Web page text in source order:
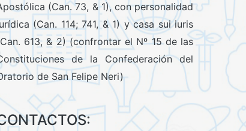
(Can. 73, & 1), con personalidad
(Can. 114; 741, & 1) y casa sui iuris
613, & 2) (confrontar el Nº 15 de las
de la Confederación del
de San Felipe Neri)